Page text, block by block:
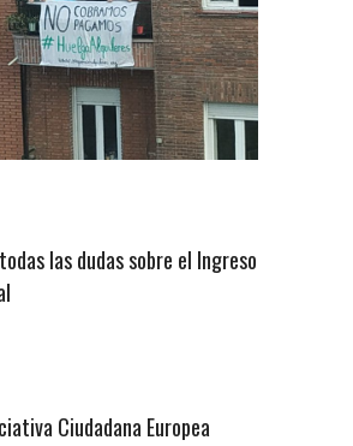
las dudas sobre el Ingreso
Ciudadana Europea